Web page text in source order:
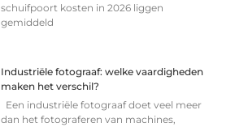
schuifpoort kosten in 2026 liggen
gemiddeld
Industriële fotograaf: welke vaardigheden
maken het verschil?
Een industriële fotograaf doet veel meer
dan het fotograferen van machines,